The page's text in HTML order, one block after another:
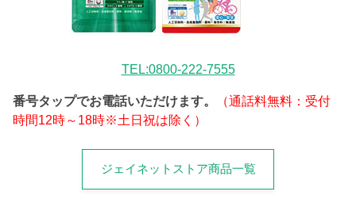
TEL:0800-222-7555
番号タップでお電話いただけます。
（通話料無料：受付
時間12時～18時※土日祝は除く）
ジェイネットストア商品一覧